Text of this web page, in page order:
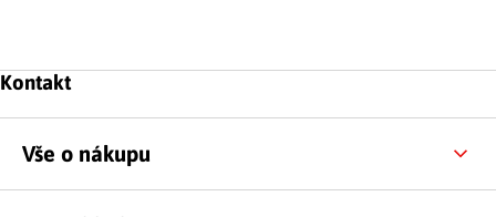
Zápatí
Kontakt
Vše o nákupu